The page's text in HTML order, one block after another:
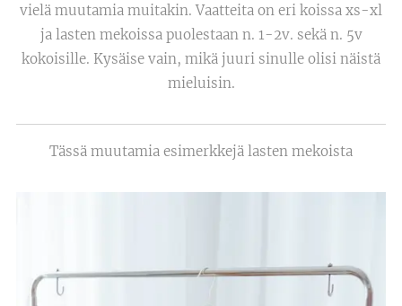
vielä muutamia muitakin. Vaatteita on eri koissa xs-xl
ja lasten mekoissa puolestaan n. 1-2v. sekä n. 5v
kokoisille. Kysäise vain, mikä juuri sinulle olisi näistä
mieluisin.
Tässä muutamia esimerkkejä lasten mekoista